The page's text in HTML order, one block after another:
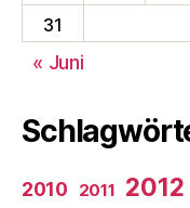
31
« Juni
2010 2011 2012